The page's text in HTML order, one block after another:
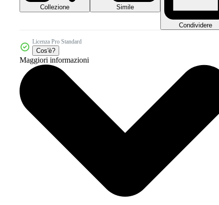
Collezione Simile
Condividere
Licenza Pro Standard
Cos'è?
Maggiori informazioni